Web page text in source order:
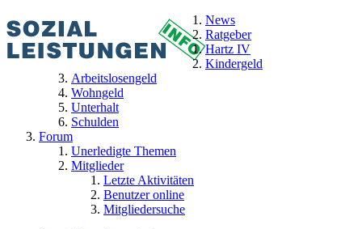
News
Ratgeber
Hartz IV
Kindergeld
Arbeitslosengeld
Wohngeld
Unterhalt
Schulden
Forum
Unerledigte Themen
Mitglieder
Letzte Aktivitäten
Benutzer online
Mitgliedersuche